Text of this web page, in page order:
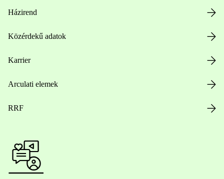
Házirend
Közérdekű adatok
Karrier
Arculati elemek
RRF